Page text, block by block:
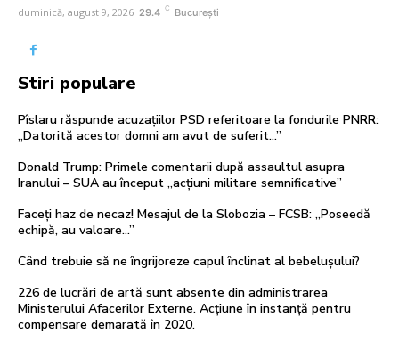
duminică, august 9, 2026 29.4 C București
Stiri populare
Pîslaru răspunde acuzațiilor PSD referitoare la fondurile PNRR:
„Datorită acestor domni am avut de suferit…”
Donald Trump: Primele comentarii după assaultul asupra
Iranului – SUA au început „acțiuni militare semnificative”
Faceți haz de necaz! Mesajul de la Slobozia – FCSB: „Poseedă
echipă, au valoare…”
Când trebuie să ne îngrijoreze capul înclinat al bebelușului?
226 de lucrări de artă sunt absente din administrarea
Ministerului Afacerilor Externe. Acțiune în instanță pentru
compensare demarată în 2020.